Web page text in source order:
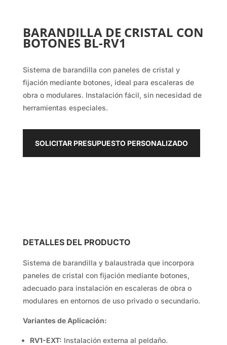
BARANDILLA DE CRISTAL CON
BOTONES BL-RV1
Sistema de barandilla con paneles de cristal y
fijación mediante botones, ideal para escaleras de
obra o modulares. Instalación fácil, sin necesidad de
herramientas especiales.
SOLICITAR PRESUPUESTO PERSONALIZADO
DETALLES DEL PRODUCTO
Sistema de barandilla y balaustrada que incorpora
paneles de cristal con fijación mediante botones,
adecuado para instalación en escaleras de obra o
modulares en entornos de uso privado o secundario.
Variantes de Aplicación:
RV1-EXT: Instalación externa al peldaño.